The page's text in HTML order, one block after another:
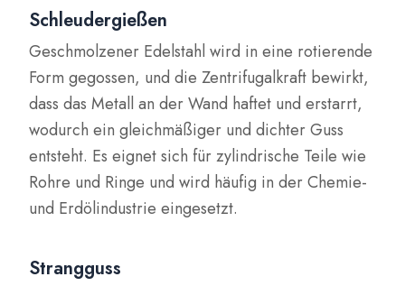
Schleudergießen
Geschmolzener Edelstahl wird in eine rotierende
Form gegossen, und die Zentrifugalkraft bewirkt,
dass das Metall an der Wand haftet und erstarrt,
wodurch ein gleichmäßiger und dichter Guss
entsteht. Es eignet sich für zylindrische Teile wie
Rohre und Ringe und wird häufig in der Chemie-
und Erdölindustrie eingesetzt.
Strangguss